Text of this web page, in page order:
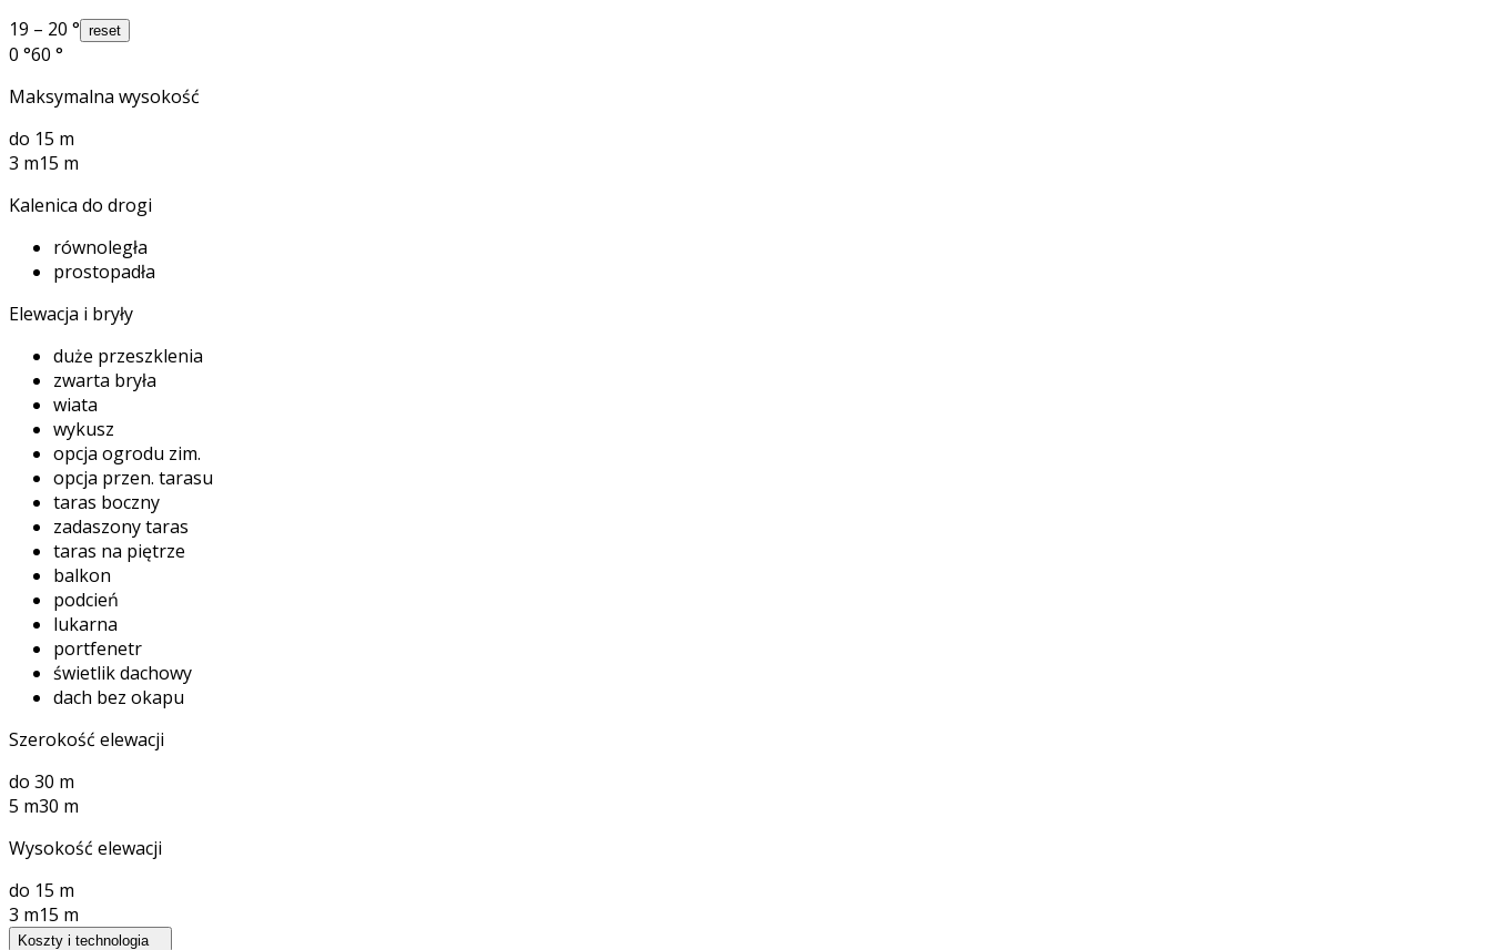
19 – 20 ° reset
0 °60 °
Maksymalna wysokość
do 15 m
3 m15 m
Kalenica do drogi
równoległa
prostopadła
Elewacja i bryły
duże przeszklenia
zwarta bryła
wiata
wykusz
opcja ogrodu zim.
opcja przen. tarasu
taras boczny
zadaszony taras
taras na piętrze
balkon
podcień
lukarna
portfenetr
świetlik dachowy
dach bez okapu
Szerokość elewacji
do 30 m
5 m30 m
Wysokość elewacji
do 15 m
3 m15 m
Koszty i technologia